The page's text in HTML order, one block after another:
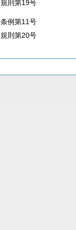
規則第19号
条例第11号
規則第20号